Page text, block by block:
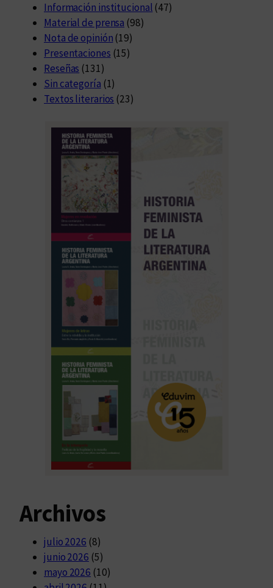
Información institucional (47)
Material de prensa (98)
Nota de opinión (19)
Presentaciones (15)
Reseñas (131)
Sin categoría (1)
Textos literarios (23)
Archivos
julio 2026 (8)
junio 2026 (5)
mayo 2026 (10)